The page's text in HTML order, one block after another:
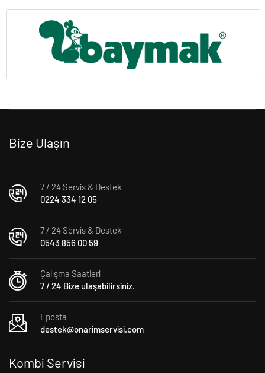
Bize Ulaşın
7 / 24 Servis & Destek
0224 334 12 05
7 / 24 Servis & Destek
0543 856 00 59
Çalışma Saatleri
7 / 24 Bize ulaşabilirsiniz.
Eposta
destek@onarimservisi.com
Kombi Servisi